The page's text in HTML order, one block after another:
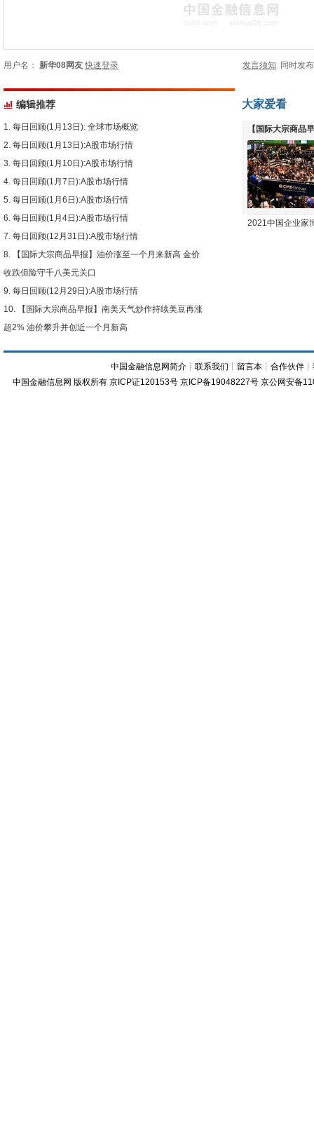
用户名： 新华08网友 快速登录 发言须知 同时发
编辑推荐
每日回顾(1月13日): 全球市场概览
每日回顾(1月13日):A股市场行情
每日回顾(1月10日):A股市场行情
每日回顾(1月7日):A股市场行情
每日回顾(1月6日):A股市场行情
每日回顾(1月4日):A股市场行情
每日回顾(12月31日):A股市场行情
【国际大宗商品早报】油价涨至一个月来新高 金价
收跌但险守千八美元关口
每日回顾(12月29日):A股市场行情
【国际大宗商品早报】南美天气炒作持续美豆再涨
超2% 油价攀升并创近一个月新高
大家爱看
【国际大宗商品
下跌
2021中国企业家
中国金融信息网简介 ┊联系我们 ┊ 留言本 ┊合作伙伴 ┊
中国金融信息网 版权所有 京ICP证120153号 京ICP备19048227号 京公网安备